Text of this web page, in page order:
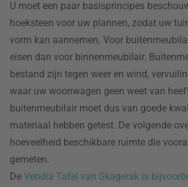
U moet een paar basisprincipes
hoeksteen voor uw plannen, zodat uw
vorm kan aannemen. Voor
eisen dan voor binnenmeubilair.
bestand zijn tegen weer en wind,
waar uw woonwagen geen weet van
buitenmeubilair moet dus van goede
materiaal hebben getest. De volgende
hoeveelheid beschikbare ruimte die
gemeten.
De Vendia Tafel van Skagerak is